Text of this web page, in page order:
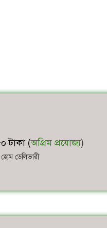
টাকা (অগ্রিম প্রযোজ্য)
ডেলিভারী